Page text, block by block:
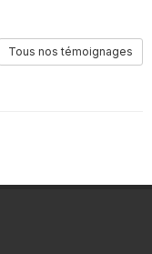
Tous nos témoignages